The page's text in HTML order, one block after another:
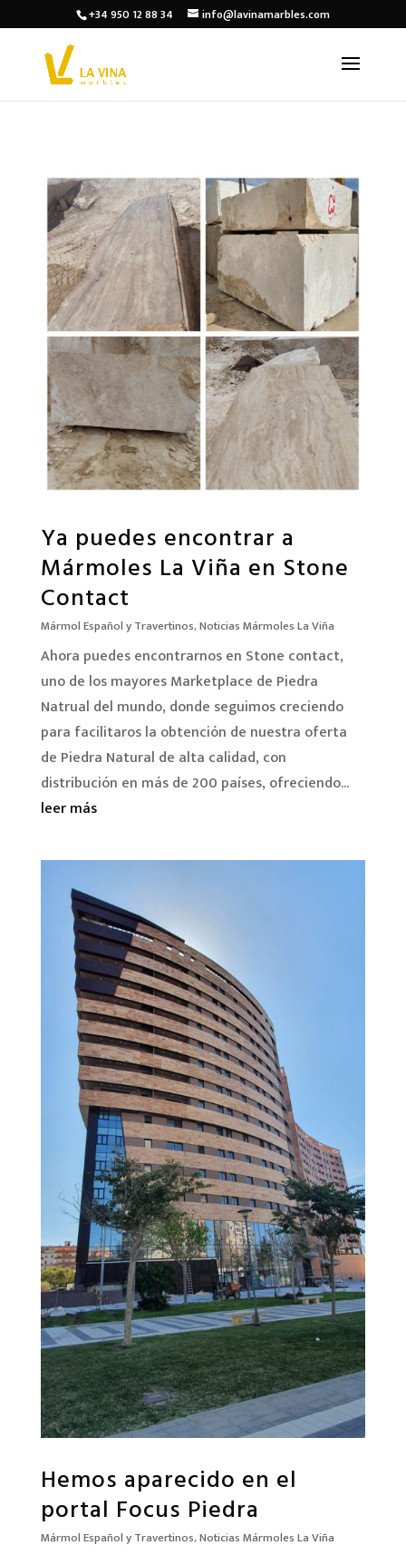
+34 950 12 88 34 info@lavinamarbles.com
Ya puedes encontrar a
Mármoles La Viña en Stone
Contact
Mármol Español y Travertinos,Noticias Mármoles La Viña
Ahora puedes encontrarnos en Stone contact,
uno de los mayores Marketplace de Piedra
Natrual del mundo, donde seguimos creciendo
para facilitaros la obtención de nuestra oferta
de Piedra Natural de alta calidad, con
distribución en más de 200 países, ofreciendo...
leer más
Hemos aparecido en el
portal Focus Piedra
Mármol Español y Travertinos,Noticias Mármoles La Viña